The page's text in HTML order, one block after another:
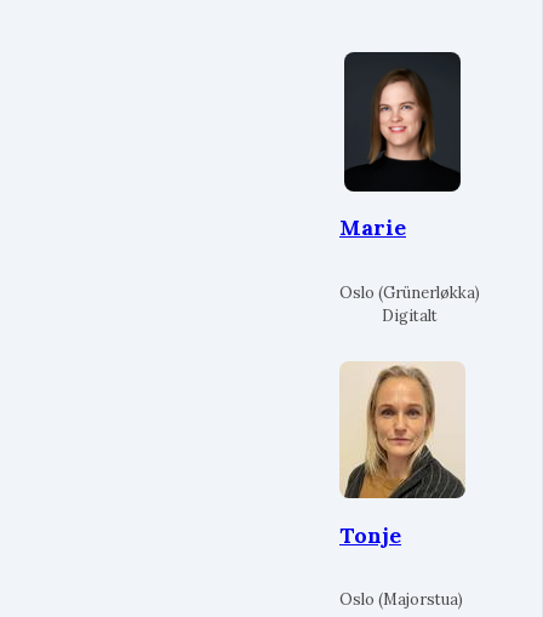
Marie
Oslo (Grünerløkka)
Digitalt
Tonje
Oslo (Majorstua)